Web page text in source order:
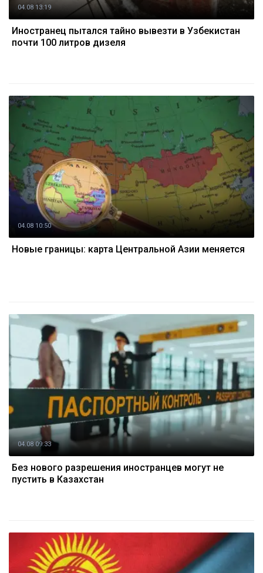
04.08 13:19
Иностранец пытался тайно вывезти в Узбекистан
почти 100 литров дизеля
04.08 10:50
Новые границы: карта Центральной Азии меняется
04.08 09:33
Без нового разрешения иностранцев могут не
пустить в Казахстан